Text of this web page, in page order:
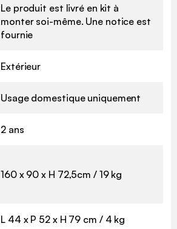
Le produit est livré en kit à
monter soi-même. Une notice est
fournie
Extérieur
Usage domestique uniquement
2 ans
160 x 90 x H 72,5cm / 19 kg
L 44 x P 52 x H 79 cm / 4 kg